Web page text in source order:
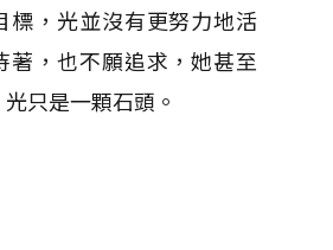
標，光並沒有更努力地活
著，也不願追求，她甚至
只是一顆石頭。